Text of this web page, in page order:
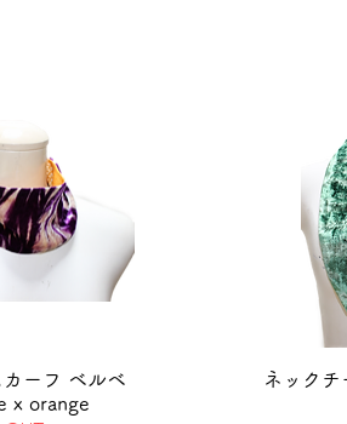
ーフ ベルベ
x orange
ネック